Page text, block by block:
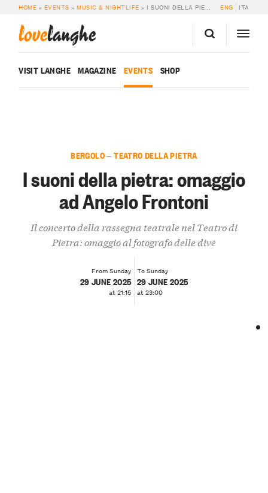
HOME » EVENTS »MUSIC & NIGHTLIFE » I SUONI DELLA PIETRA: OMAGGIO AD ANGELO FRONTONI ENG ITA
lovelanghe
VISIT LANGHE MAGAZINE EVENTS SHOP
BERGOLO — TEATRO DELLA PIETRA
I suoni della pietra: omaggio
ad Angelo Frontoni
Il concerto della rassegna teatrale nel Teatro di
Pietra: omaggio al fotografo delle dive
From Sunday
29 JUNE 2025
at 21:15
To Sunday
29 JUNE 2025
at 23:00